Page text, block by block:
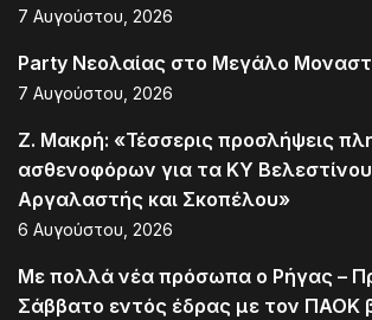
7 Αυγούστου, 2026
Party Νεολαίας στο Μεγάλο
7 Αυγούστου, 2026
Ζ. Μακρή: «Τέσσερις προσλήψεις
ασθενοφόρων για τα ΚΥ
Αργαλαστής και Σκοπέλου»
6 Αυγούστου, 2026
Με πολλά νέα πρόσωπα ο Ρήγας –
Σάββατο εντός έδρας με τον ΠΑΟΚ